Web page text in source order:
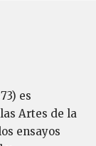
es
Artes de la
ensayos